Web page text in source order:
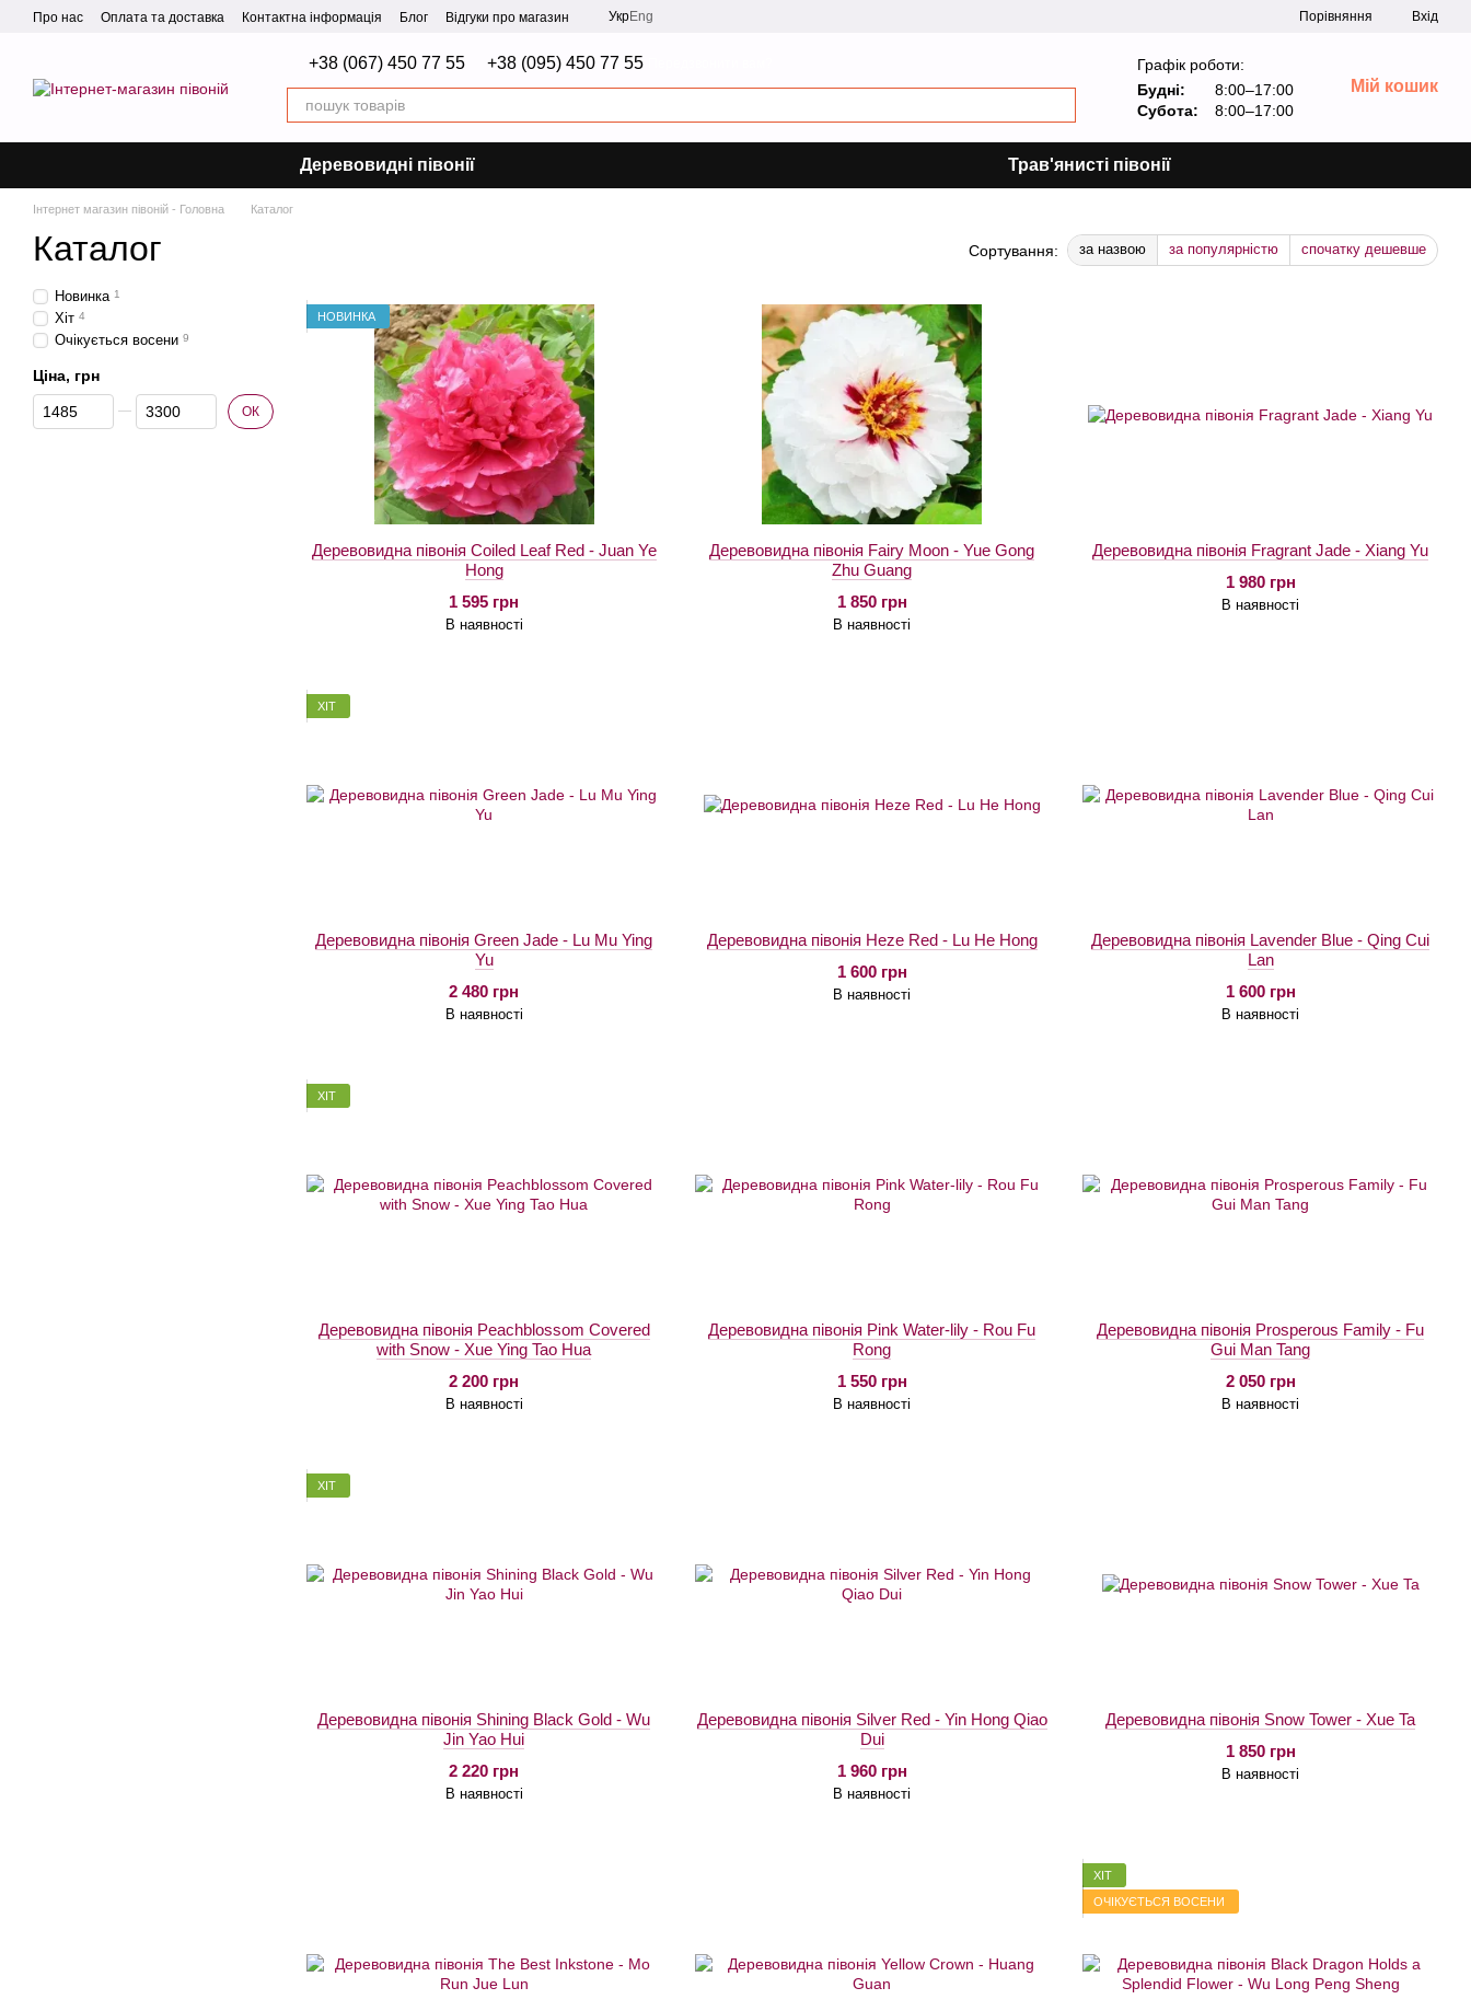
Перейти до основного контенту
Про нас Оплата та доставка Контактна інформація Блог Відгуки про магазин УкрEng Порівняння Вхід
+38 (067) 450 77 55 +38 (095) 450 77 55
Графік роботи:
Будні:
8:00–17:00
Субота:
8:00–17:00
Мій кошик
Деревовидні півонії Трав'янисті півонії
Інтернет магазин півоній - Головна Каталог
Каталог Сортування: за назвою за популярністю спочатку дешевше
НОВИНКА
Деревовидна півонія Coiled Leaf Red - Juan Ye
Hong
1 595 грн
В наявності
Деревовидна півонія Fairy Moon - Yue Gong
Zhu Guang
1 850 грн
В наявності
Деревовидна півонія Fragrant Jade - Xiang Yu
1 980 грн
В наявності
ХІТ
Деревовидна півонія Green Jade - Lu Mu Ying
Yu
2 480 грн
В наявності
Деревовидна півонія Heze Red - Lu He Hong
1 600 грн
В наявності
Деревовидна півонія Lavender Blue - Qing Cui
Lan
1 600 грн
В наявності
ХІТ
Деревовидна півонія Peachblossom Covered
with Snow - Xue Ying Tao Hua
2 200 грн
В наявності
Деревовидна півонія Pink Water-lily - Rou Fu
Rong
1 550 грн
В наявності
Деревовидна півонія Prosperous Family - Fu
Gui Man Tang
2 050 грн
В наявності
ХІТ
Деревовидна півонія Shining Black Gold - Wu
Jin Yao Hui
2 220 грн
В наявності
Деревовидна півонія Silver Red - Yin Hong Qiao
Dui
1 960 грн
В наявності
Деревовидна півонія Snow Tower - Xue Ta
1 850 грн
В наявності
ХІТ
ОЧІКУЄТЬСЯ ВОСЕНИ
Новинка 1
Хіт 4
Очікується восени 9
Ціна, грн
Від Ціна, грн
До Ціна, грн ОК